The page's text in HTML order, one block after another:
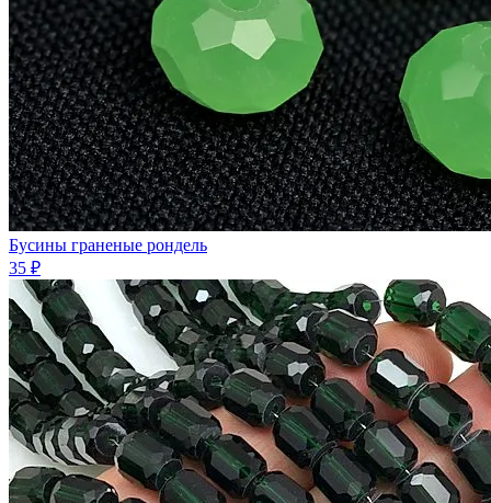
Бусины граненые рондель
35 ₽